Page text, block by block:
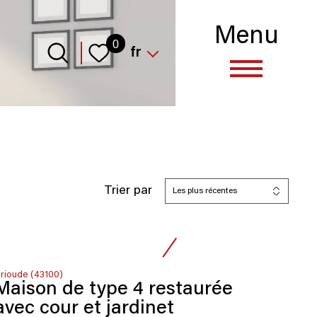
Menu
0 Langue
fr
Trier par Les plus récentes
(43100)
de type 4 restaurée
cour et jardinet